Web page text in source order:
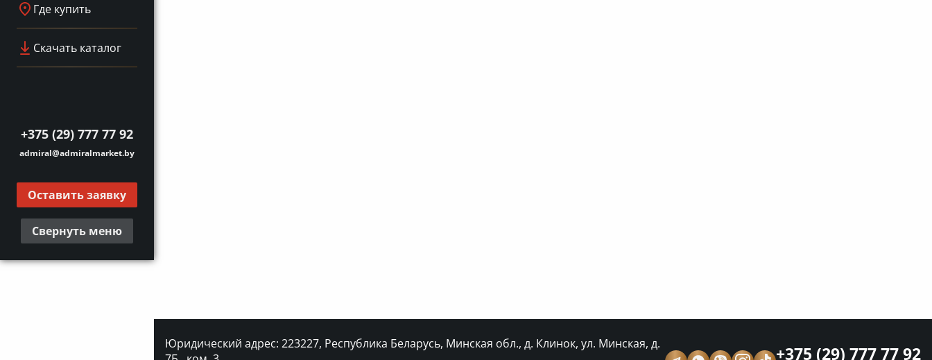
Где купить
Скачать каталог
+375 (29) 777 77 92
admiral@admiralmarket.by
Оставить заявку
Свернуть меню
Юридический адрес: 223227, Республика Беларусь, Минская обл., д. Клинок, ул. Минская, д.
+375 (29) 777 77 92